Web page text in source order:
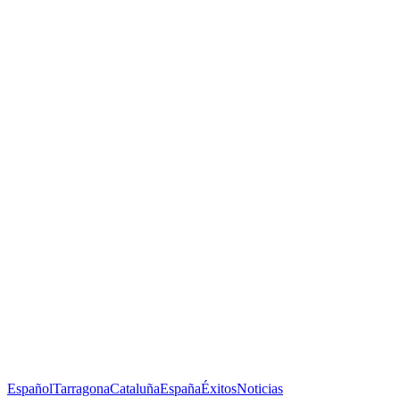
EspañolTarragonaCataluñaEspañaÉxitosNoticias